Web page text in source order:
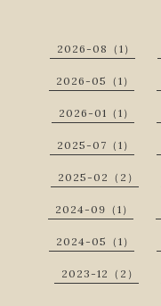
2026-08（1）
2026-05（1）
2026-01（1）
2025-07（1）
2025-02（2）
2024-09（1）
2024-05（1）
2023-12（2）